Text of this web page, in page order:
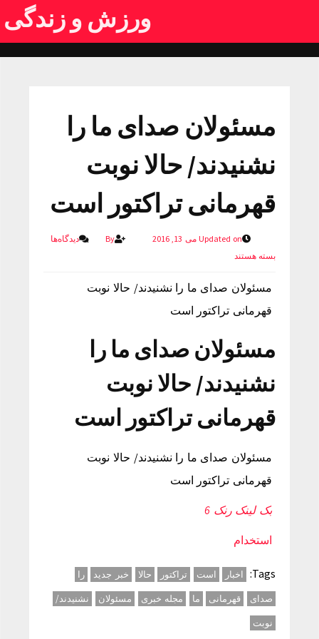
ورزش و زندگی
مسئولان صدای ما را
نشنیدند/ حالا نوبت
قهرمانی تراکتور است
Updated on می 13, 2016 By
دیدگاه‌ها
بسته هستند
مسئولان صدای ما را نشنیدند/ حالا نوبت
قهرمانی تراکتور است
مسئولان صدای ما را
نشنیدند/ حالا نوبت
قهرمانی تراکتور است
مسئولان صدای ما را نشنیدند/ حالا نوبت
قهرمانی تراکتور است
بک لینک رنک 6
استخدام
Tags: اخبار است تراکتور حالا خبر جدید
را
صدای
قهرمانی ما مجله خبری مسئولان
نشنیدند/
نوبت